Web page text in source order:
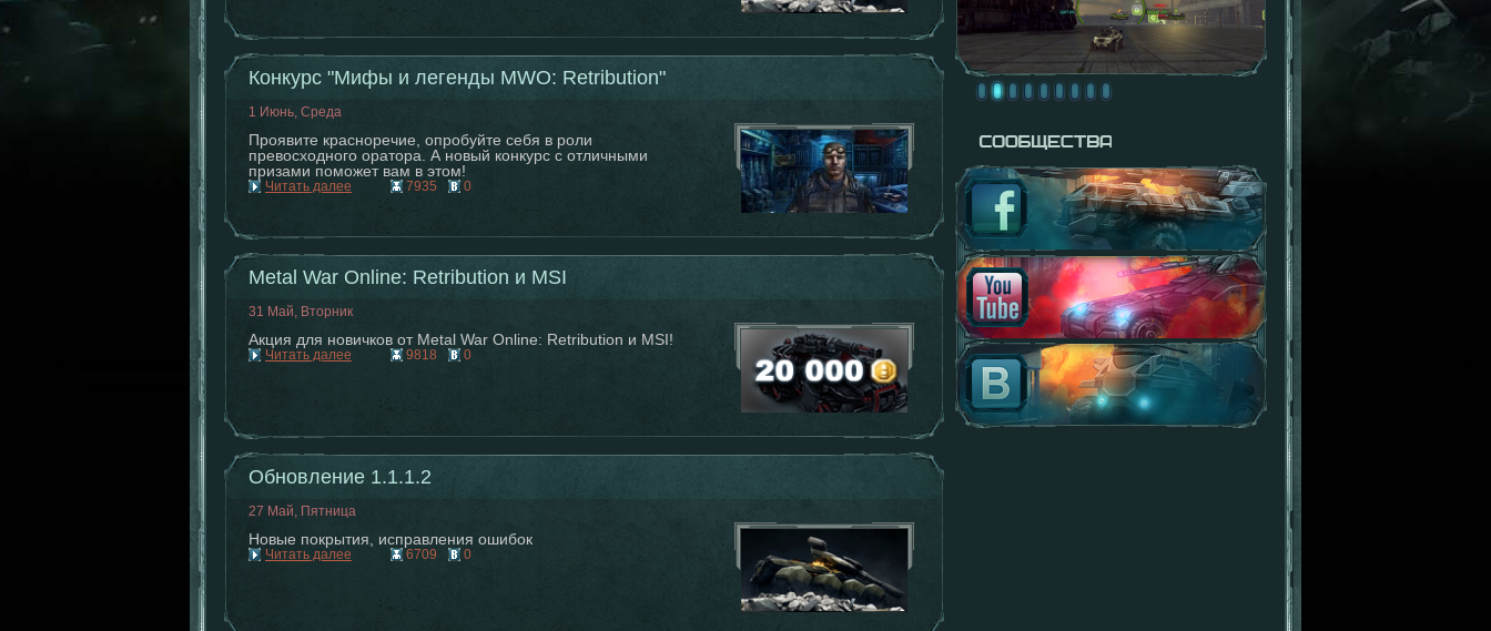
Конкурс "Мифы и легенды MWO: Retribution"
1 Июнь, Среда
Проявите красноречие, опробуйте себя в роли
превосходного оратора. А новый конкурс с отличными
призами поможет вам в этом!
Читать далее 7935 0
Metal War Online: Retribution и MSI
31 Май, Вторник
Акция для новичков от Metal War Online: Retribution и MSI!
Читать далее 9818 0
Обновление 1.1.1.2
27 Май, Пятница
Новые покрытия, исправления ошибок
Читать далее 6709 0